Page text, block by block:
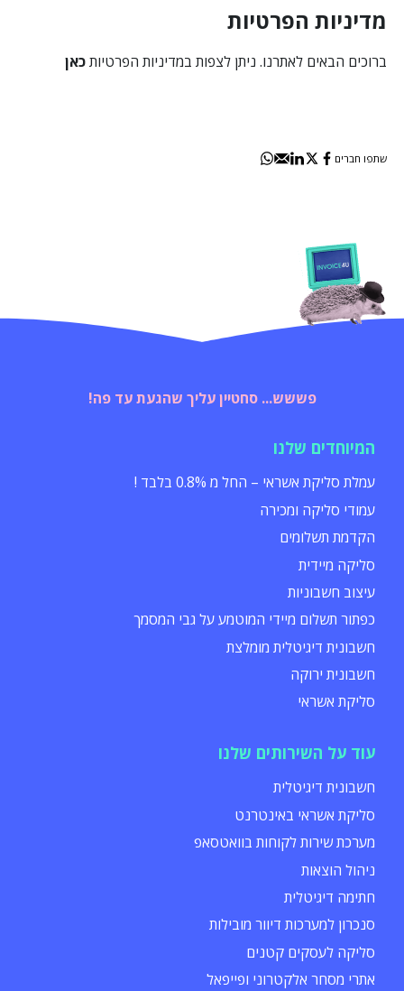
מדיניות הפרטיות
ברוכים הבאים לאתרנו. ניתן לצפות במדיניות הפרטיותכאן
שתפו חברים
פששש... סחטיין עליך שהגעת עד פה!
המיוחדים שלנו
עמלת סליקת אשראי – החל מ 0.8% בלבד !
עמודי סליקה ומכירה
הקדמת תשלומים
סליקה מיידית
עיצוב חשבוניות
כפתור תשלום מיידי המוטמע על גבי המסמך
חשבונית דיגיטלית מומלצת
חשבונית ירוקה
סליקת אשראי
עוד על השירותים שלנו
חשבונית דיגיטלית
סליקת אשראי באינטרנט
מערכת שירות לקוחות בוואטסאפ
ניהול הוצאות
חתימה דיגיטלית
סנכרון למערכות דיוור מובילות
סליקה לעסקים קטנים
אתרי מסחר אלקטרוני ופייפאל